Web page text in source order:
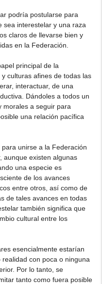
podría postularse para
sea interestelar y una raza
claros de llevarse bien y
en la Federación.
principal de la
culturas afines de todas las
interactuar, de una
Dándoles a todos un
morales a seguir para
una relación pacífica
unirse a la Federación
aunque existen algunas
una especie es
de los avances
entre otros, así como de
de tales avances en todas
también significa que
cultural entre los
esencialmente estarían
con poca o ninguna
Por lo tanto, se
tanto como fuera posible